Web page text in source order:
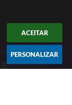
ACEITAR
PERSONALIZAR
2026
Dados Abertos